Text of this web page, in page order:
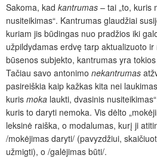
Sakoma, kad kantrumas – tai „to, kuris
nusiteikimas“. Kantrumas glaudžiai
kuriam jis būdingas nuo pradžios iki
užpildydamas erdvę tarp aktualizuoto
būsenos subjekto, kantrumas yra
Tačiau savo antonimo nekantrumas
pasireiškia kaip kažkas kita nei
kuris moka laukti, dvasinis
kuris to daryti nemoka. Vis dėlto
leksinė raiška, o modalumas, kurį ji
/mokėjimas daryti/ (pavyzdžiui,
užmigti), o /galėjimas būti/.